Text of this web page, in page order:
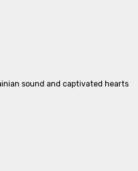
sound and captivated hearts